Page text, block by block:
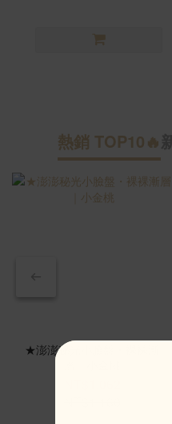
熱銷 TOP10🔥
★澎澎秘光小臉盤・裸裸漸